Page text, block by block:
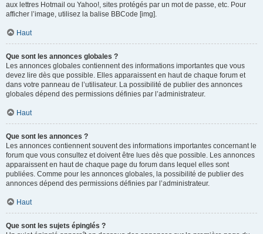
aux lettres Hotmail ou Yahoo!, sites protégés par un mot de passe, etc. Pour
afficher l’image, utilisez la balise BBCode [img].
Haut
Que sont les annonces globales ?
Les annonces globales contiennent des informations importantes que vous
devez lire dès que possible. Elles apparaissent en haut de chaque forum et
dans votre panneau de l’utilisateur. La possibilité de publier des annonces
globales dépend des permissions définies par l’administrateur.
Haut
Que sont les annonces ?
Les annonces contiennent souvent des informations importantes concernant le
forum que vous consultez et doivent être lues dès que possible. Les annonces
apparaissent en haut de chaque page du forum dans lequel elles sont
publiées. Comme pour les annonces globales, la possibilité de publier des
annonces dépend des permissions définies par l’administrateur.
Haut
Que sont les sujets épinglés ?